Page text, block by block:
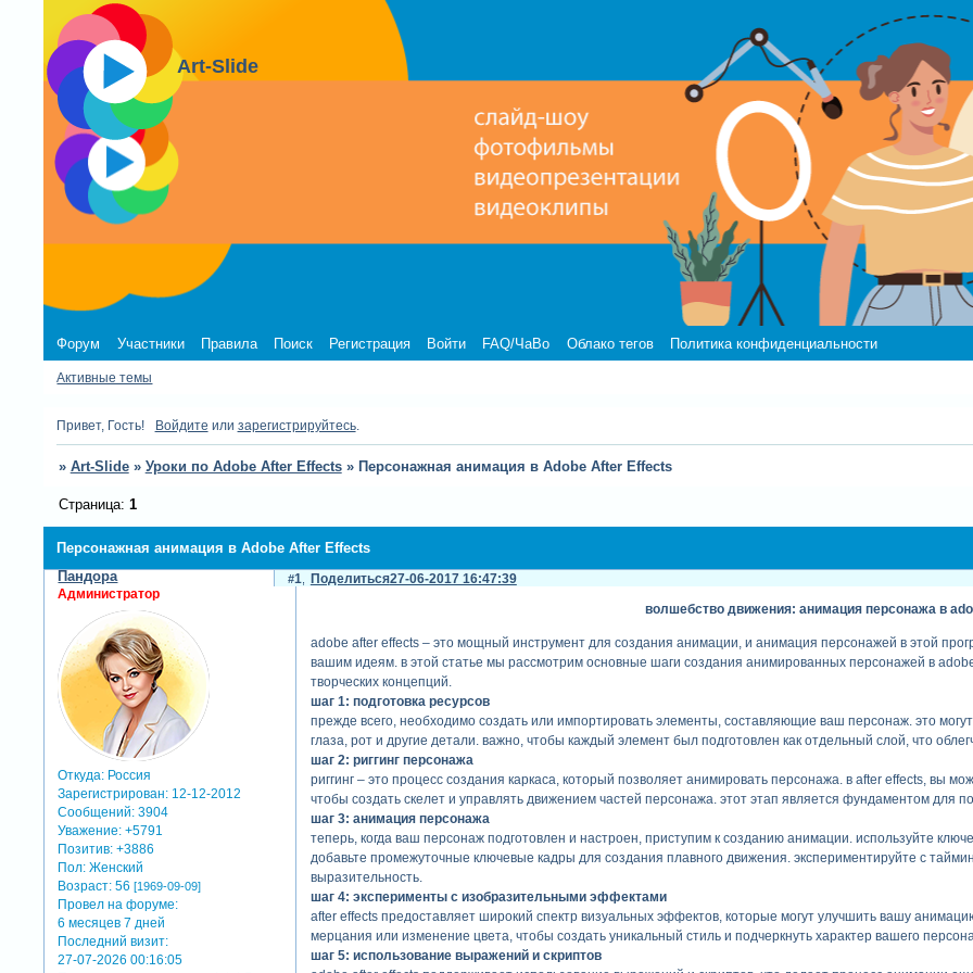
Art-Slide
Форум Участники Правила Поиск Регистрация Войти FAQ/ЧаВо Облако тегов Политика конфиденциальности
Активные темы
Привет, Гость! Войдите или зарегистрируйтесь.
» Art-Slide » Уроки по Adobe After Effects » Персонажная анимация в Adobe After Effects
Персонажная анимация в Adobe After Effects
Страница: 1
Поделиться
1 27-06-2017 16:47:39
Пандора
Администратор
Откуда: Россия
Зарегистрирован: 12-12-2012
Сообщений: 3904
Уважение: +5791
Позитив: +3886
Пол: Женский
Возраст: 56[1969-09-09]
Провел на форуме:
6 месяцев 7 дней
Последний визит:
27-07-2026 00:16:05
волшебство движения: анимация персонажа в
adobe after effects – это мощный инструмент для создания анимации, и анимация персонажей в этой
вашим идеям. в этой статье мы рассмотрим основные шаги создания анимированных персонажей в
творческих концепций.
шаг 1: подготовка ресурсов
прежде всего, необходимо создать или импортировать элементы, составляющие ваш персонаж. это
глаза, рот и другие детали. важно, чтобы каждый элемент был подготовлен как отдельный слой, что
шаг 2: риггинг персонажа
риггинг – это процесс создания каркаса, который позволяет анимировать персонажа. в after effects, вы
чтобы создать скелет и управлять движением частей персонажа. этот этап является фундаментом для
шаг 3: анимация персонажа
теперь, когда ваш персонаж подготовлен и настроен, приступим к созданию анимации. используйте
добавьте промежуточные ключевые кадры для создания плавного движения. экспериментируйте с
выразительность.
шаг 4: эксперименты с изобразительными эффектами
after effects предоставляет широкий спектр визуальных эффектов, которые могут улучшить вашу
мерцания или изменение цвета, чтобы создать уникальный стиль и подчеркнуть характер вашего
шаг 5: использование выражений и скриптов